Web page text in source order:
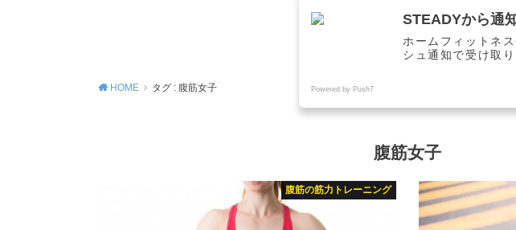
HOME タグ : 腹筋女子
腹筋女子
腹筋の筋力トレーニング
STEADYから通
ホームフィッ
シュ通知で受け取り
Powered by Push7